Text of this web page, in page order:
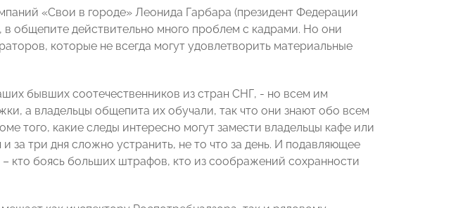
«Свои в городе» Леонида Гарбара (президент Федерации
общепите действительно много проблем с кадрами. Но они
которые не всегда могут удовлетворить материальные
бывших соотечественников из стран СНГ, - но всем им
а владельцы общепита их обучали, так что они знают обо всем
того, какие следы интересно могут замести владельцы кафе или
за три дня сложно устранить, не то что за день. И подавляющее
кто боясь больших штрафов, кто из соображений сохранности